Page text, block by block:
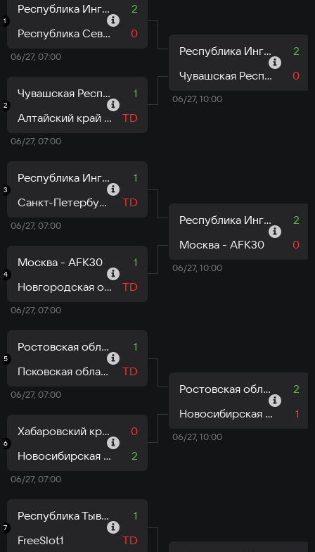
1
Республика Ингушетия - РИАК
2
Республика Северная Осетия - Алания - SKIF
0
06/27, 07:00
2
Чувашская Республика - Черемша
1
Алтайский край - Check Point
TD
06/27, 07:00
3
Республика Ингушетия - MEGA
1
Санкт-Петербург - Санкт-Петербург
TD
06/27, 07:00
4
Москва - AFK30
1
Новгородская область - NovTF
TD
06/27, 07:00
5
Ростовская область - WCYD
1
Псковская область - Псковские барсы
TD
06/27, 07:00
6
Хабаровский край - Хабаровский край
0
Новосибирская область - Лига роботов
2
06/27, 07:00
7
Республика Тыва - AMF
1
FreeSlot1
TD
Республика Ингушетия - РИАК
2
Чувашская Республика - Черемша
0
06/27, 10:00
Республика Ингушетия - MEGA
2
Москва - AFK30
0
06/27, 10:00
Ростовская область - WCYD
2
Новосибирская область - Лига роботов
1
06/27, 10:00